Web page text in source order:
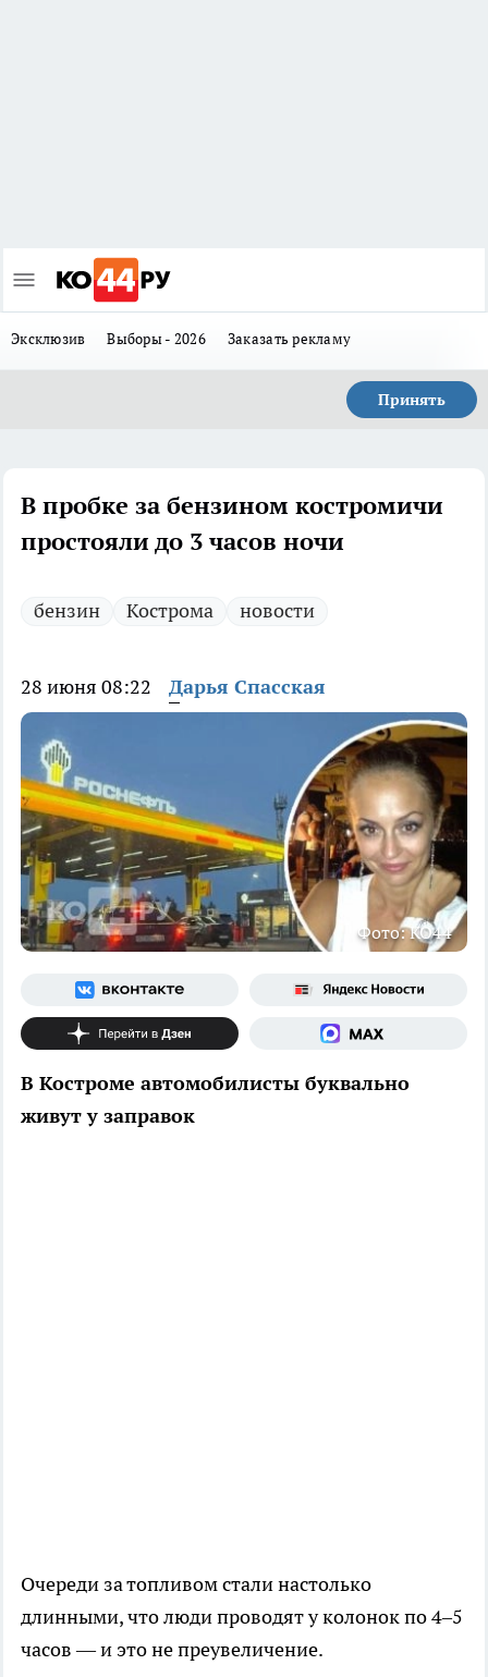
Эксклюзив Выборы - 2026 Заказать рекламу
Принять
В пробке за бензином костромичи
простояли до 3 часов ночи
бензин Кострома новости
28 июня 08:22 Дарья Спасская
Фото: КО44
В Костроме автомобилисты буквально
живут у заправок
Очереди за топливом стали настолько
длинными, что люди проводят у колонок по 4–5
часов — и это не преувеличение.